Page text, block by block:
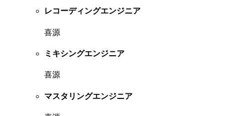
レコーディングエンジニア
喜源
ミキシングエンジニア
喜源
マスタリングエンジニア